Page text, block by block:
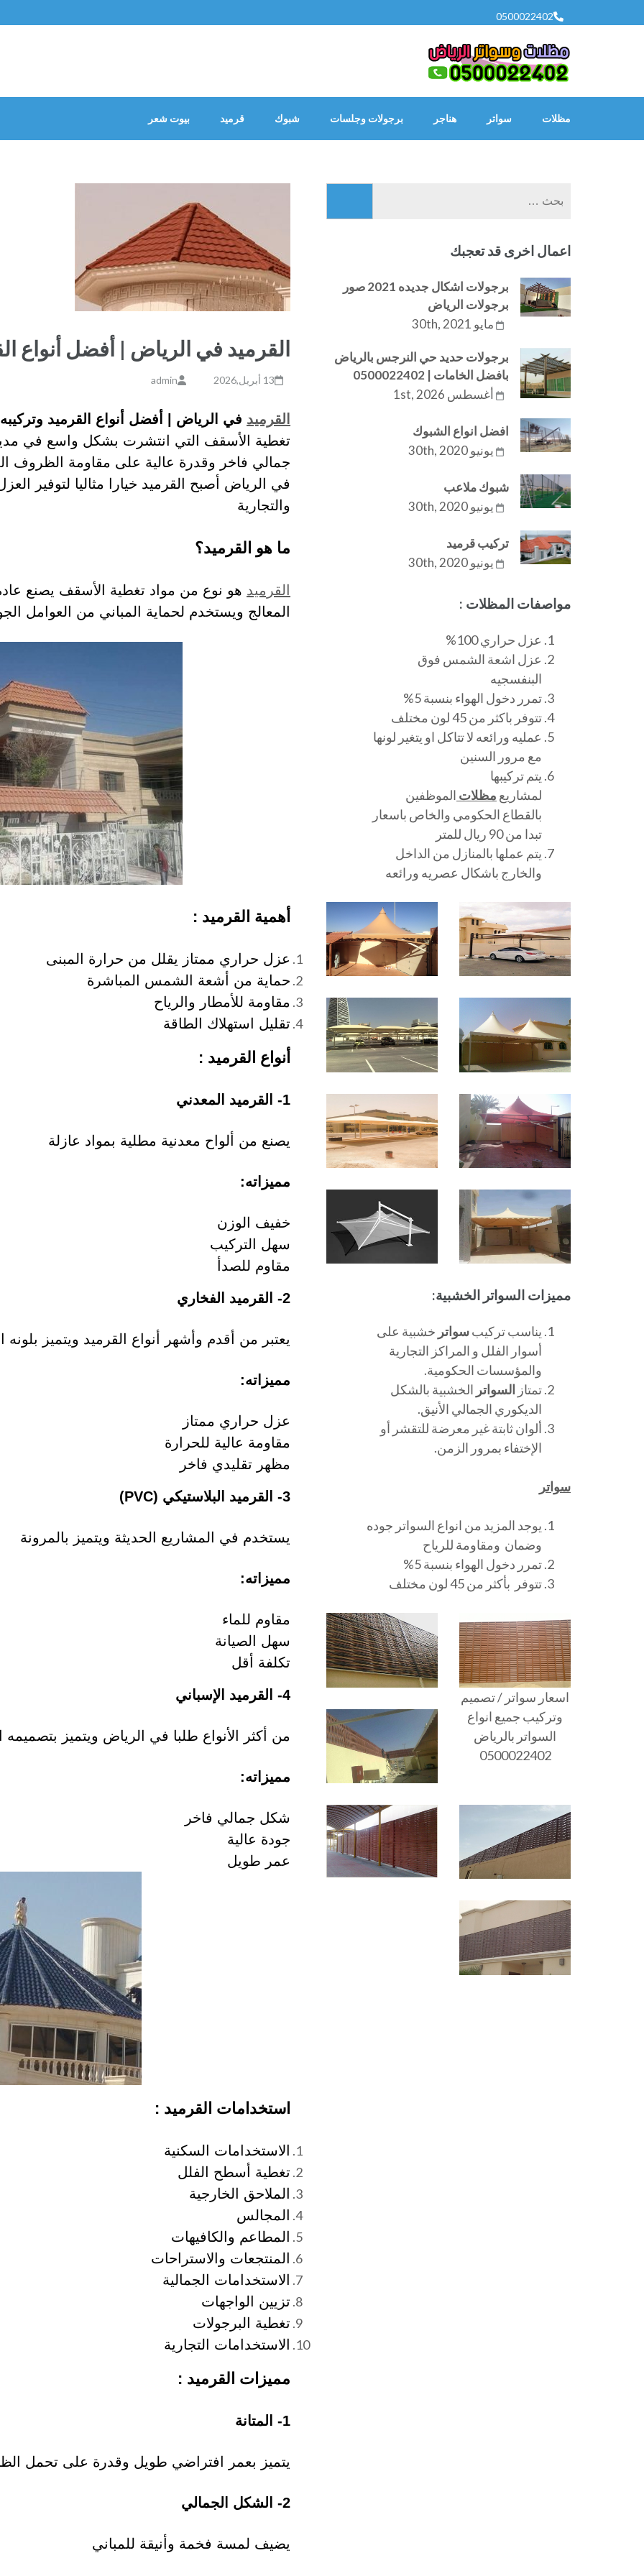
إلى
0500022402
مظلات سواتر هناجر برجولات وجلسات شبوك قرميد بيوت شعر
القرميد في الرياض | أفضل أنواع
13 أبريل,2026 admin
القرميد في الرياض | أفضل أنواع القرميد
تغطية الأسقف التي انتشرت بشكل واسع في
جمالي فاخر وقدرة عالية على مقاومة الظروف
في الرياض أصبح القرميد خيارا مثاليا لتوفير
والتجارية
ما هو القرميد؟
القرميد هو نوع من مواد تغطية الأسقف يصنع
المعالج ويستخدم لحماية المباني من العوامل
أهمية القرميد :
عزل حراري ممتاز يقلل من حرارة المبنى
حماية من أشعة الشمس المباشرة
مقاومة للأمطار والرياح
تقليل استهلاك الطاقة
أنواع القرميد :
1- القرميد المعدني
يصنع من ألواح معدنية مطلية بمواد عازلة
مميزاته:
خفيف الوزن
سهل التركيب
مقاوم للصدأ
2- القرميد الفخاري
يعتبر من أقدم وأشهر أنواع القرميد ويتميز بلونه
مميزاته:
عزل حراري ممتاز
مقاومة عالية للحرارة
مظهر تقليدي فاخر
3- القرميد البلاستيكي (PVC)
يستخدم في المشاريع الحديثة ويتميز بالمرونة
مميزاته:
مقاوم للماء
سهل الصيانة
تكلفة أقل
4- القرميد الإسباني
من أكثر الأنواع طلبا في الرياض ويتميز بتصميمه
مميزاته:
شكل جمالي فاخر
جودة عالية
عمر طويل
استخدامات القرميد :
الاستخدامات السكنية
تغطية أسطح الفلل
الملاحق الخارجية
المجالس
المطاعم والكافيهات
المنتجعات والاستراحات
الاستخدامات الجمالية
تزيين الواجهات
تغطية البرجولات
الاستخدامات التجارية
مميزات القرميد :
1- المتانة
يتميز بعمر افتراضي طويل وقدرة على تحمل
2- الشكل الجمالي
يضيف لمسة فخمة وأنيقة للمباني
اعمال اخرى قد تعجبك
برجولات اشكال جديده 2021 صور
برجولات الرياض
مايو 30th, 2021
برجولات حديد حي النرجس بالرياض
بافضل الخامات | 0500022402
أغسطس 1st, 2026
افضل انواع الشبوك
يونيو 30th, 2020
شبوك ملاعب
يونيو 30th, 2020
تركيب قرميد
يونيو 30th, 2020
مواصفات المظلات :
عزل حراري 100%
عزل اشعة الشمس فوق
البنفسجيه
تمرر دخول الهواء بنسبة 5%
تتوفر باكثر من 45 لون مختلف
عمليه ورائعه لا تتاكل او يتغير لونها
مع مرور السنين
يتم تركيبها
لمشاريع مظلات الموظفين
بالقطاع الحكومي والخاص باسعار
تبدا من 90 ريال للمتر
يتم عملها بالمنازل من الداخل
والخارج باشكال عصريه ورائعه
مميزات السواتر الخشبية:
يناسب تركيبسواتر خشبية على
أسوار الفلل و المراكز التجارية
والمؤسسات الحكومية.
تمتاز السواتر الخشبية بالشكل
الديكوري الجمالي الأنيق.
ألوان ثابتة غير معرضة للتقشر أو
الإختفاء بمرور الزمن.
سواتر
يوجد المزيد من انواع السواتر جوده
وضمان ومقاومة للرياح
تمرر دخول الهواء بنسبة 5%
تتوفر بأكثر من 45 لون مختلف
اسعار سواتر / تصميم
وتركيب جميع انواع
السواتر بالرياض
0500022402